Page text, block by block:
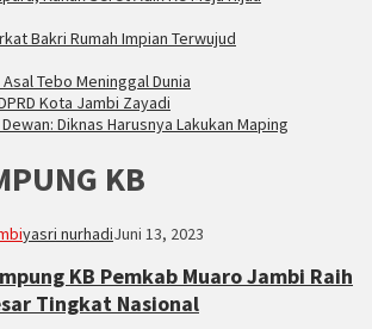
Bakri Rumah Impian Terwujud
Tebo Meninggal Dunia
Diknas Harusnya Lakukan Maping
KB
yasri nurhadiJuni 13, 2023
KB Pemkab Muaro Jambi Raih
Tingkat Nasional